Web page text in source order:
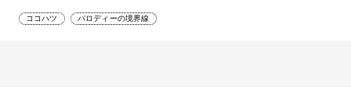
ココハツ パロディーの境界線